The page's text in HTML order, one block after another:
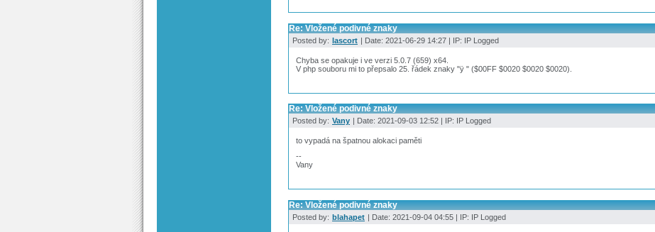
Re: Vložené podivné znaky
Posted by: lascort | Date: 2021-06-29 14:27 | IP: IP Logged
Chyba se opakuje i ve verzi 5.0.7 (659) x64.
V php souboru mi to přepsalo 25. řádek znaky "ÿ " ($00FF $0020 $0020 $0020).
Re: Vložené podivné znaky
Posted by: Vany | Date: 2021-09-03 12:52 | IP: IP Logged
to vypadá na špatnou alokaci paměti
--
Vany
Re: Vložené podivné znaky
Posted by: blahapet | Date: 2021-09-04 04:55 | IP: IP Logged